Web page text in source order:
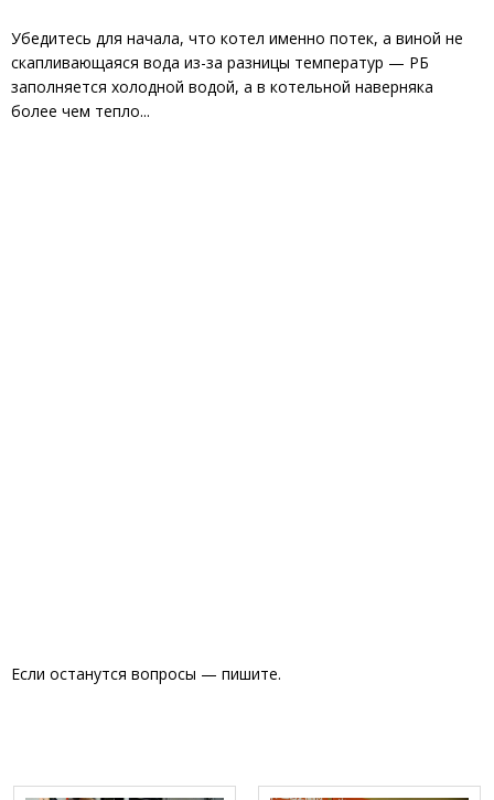
Убедитесь для начала, что котел именно потек, а виной не
скапливающаяся вода из-за разницы температур — РБ
заполняется холодной водой, а в котельной наверняка
более чем тепло...
Если останутся вопросы — пишите.